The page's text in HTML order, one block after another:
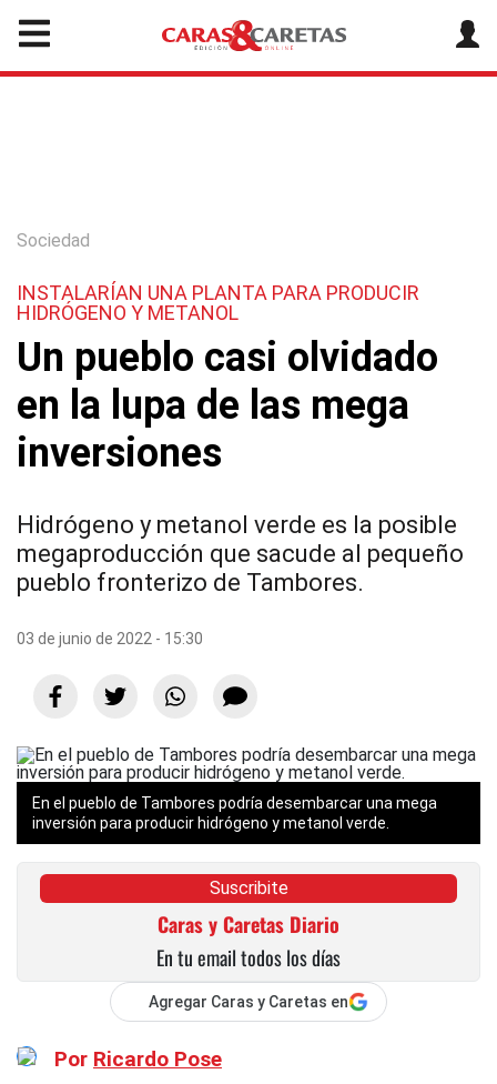
Sociedad
INSTALARÍAN UNA PLANTA PARA PRODUCIR
HIDRÓGENO Y METANOL
Un pueblo casi olvidado
en la lupa de las mega
inversiones
Hidrógeno y metanol verde es la posible
megaproducción que sacude al pequeño
pueblo fronterizo de Tambores.
03 de junio de 2022 - 15:30
En el pueblo de Tambores podría desembarcar una mega
inversión para producir hidrógeno y metanol verde.
Suscribite
Caras y Caretas Diario
En tu email todos los días
Agregar Caras y Caretas en
Por Ricardo Pose